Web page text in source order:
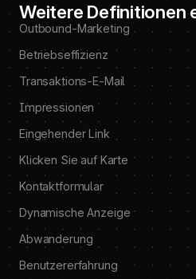
Weitere Definitionen
Outbound-Marketing
Betriebseffizienz
Transaktions-E-Mail
Impressionen
Eingehender Link
Klicken Sie auf Karte
Kontaktformular
Dynamische Anzeige
Abwanderung
Benutzererfahrung